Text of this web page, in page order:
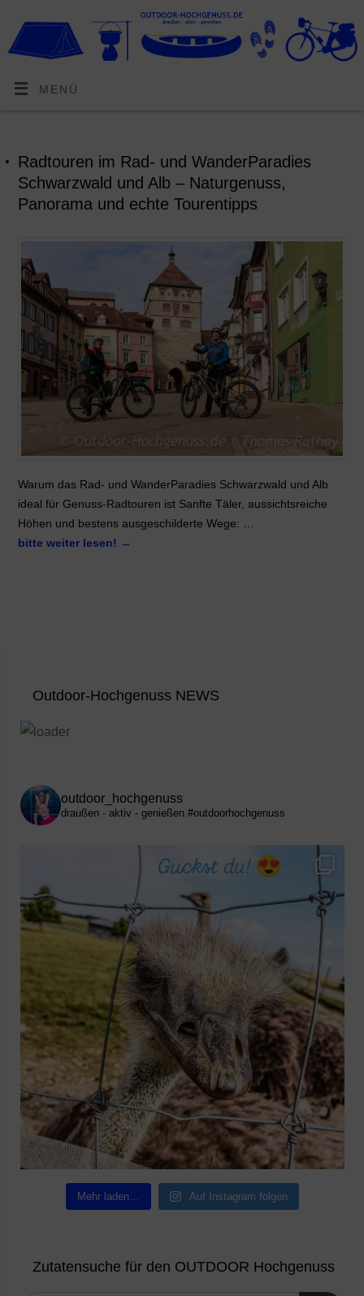
MENÜ
Radtouren im Rad- und WanderParadies
Schwarzwald und Alb – Naturgenuss,
Panorama und echte Tourentipps
Warum das Rad- und WanderParadies Schwarzwald und Alb
ideal für Genuss-Radtouren ist Sanfte Täler, aussichtsreiche
Höhen und bestens ausgeschilderte Wege: …
bitte weiter lesen! →
Outdoor-Hochgenuss NEWS
outdoor_hochgenuss
draußen - aktiv - genießen #outdoorhochgenuss
Mehr laden… Auf Instagram folgen
Zutatensuche für den OUTDOOR Hochgenuss